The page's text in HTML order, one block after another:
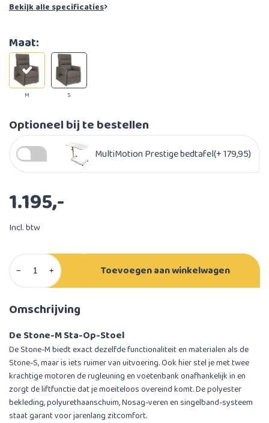
Bekijk alle specificaties
S
Maat:
M
Optioneel bij te bestellen
MultiMotion Prestige bedtafel(+ 179,95)
1.195,-
Incl. btw
− + Toevoegen aan winkelwagen
Omschrijving
De Stone-M Sta-Op-Stoel
De Stone-M biedt exact dezelfde functionaliteit en materialen als de
Stone-S, maar is iets ruimer van uitvoering. Ook hier stel je met twee
krachtige motoren de rugleuning en voetenbank onafhankelijk in en
zorgt de liftfunctie dat je moeiteloos overeind komt. De polyester
bekleding, polyurethaanschuim, Nosag-veren en singelband-systeem
staat garant voor jarenlang zitcomfort.